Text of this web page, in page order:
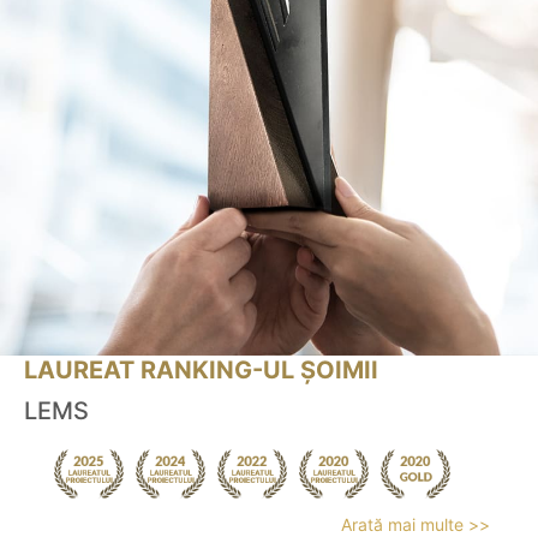
LAUREAT RANKING-UL ȘOIMII
LEMS
Arată mai multe >>